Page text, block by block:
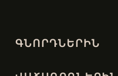
ԳՆՈՐԴՆԵՐԻՆ